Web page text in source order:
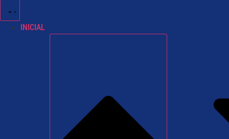
INICIAL